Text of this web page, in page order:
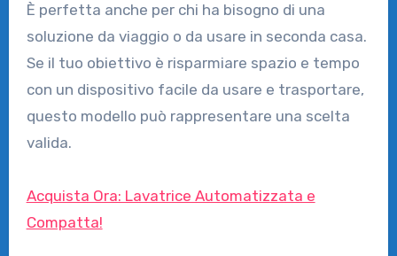
È perfetta anche per chi ha bisogno di una
soluzione da viaggio o da usare in seconda casa.
Se il tuo obiettivo è risparmiare spazio e tempo
con un dispositivo facile da usare e trasportare,
questo modello può rappresentare una scelta
valida.
Acquista Ora: Lavatrice Automatizzata e
Compatta!